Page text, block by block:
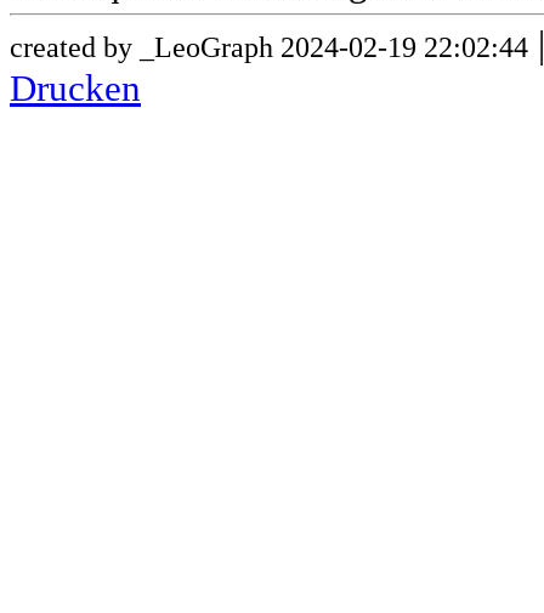
created by _LeoGraph 2024-02-19 22:02:44
Drucken